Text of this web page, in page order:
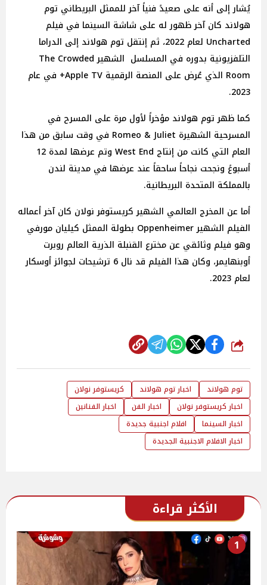
يُشار إلى أنه على صعيدً فنياً آخر للممثل البريطاني توم
هولاند كان آخر ظهور له على شاشة السينما في فيلم
Uncharted لعام 2022، ثم إنتقل توم هولاند إلى الدراما
التلفزيونية بدوره في المسلسل الشهير The Crowded
Room الذي عُرض على المنصة الرقمية Apple TV+ في عام
2023.
كما ظهر توم هولاند مؤخراً لأول مرة على المسرح في
المسرحية الشهيرة Romeo & Juliet في وقت سابق من هذا
العام التي كانت من إنتاج West End وتم عرضها لمدة 12
أسبوعً ونجحت نجاحاً ساحقاً عند عرضها في مدينة لندن
بالمملكة المتحدة البريطانية.
أما عن المخرج العالمي الشهير كريستوفر نولان كان آخر أعماله
الفيلم الشهير
Oppenheimer بطولة الممثل كيليان مورفي
وهو فيلم وثائقي عن مخترع القنبلة الذرية العالم روبرت
أوبنهايمر، وكان هذا الفيلم قد نال 6 ترشيحات لجوائز أوسكار
لعام 2023.
شارك
توم هولاند اخبار توم هولاند
كريستوفر نولان
اخبار كريستوفر نولان
اخبار الفن
اخبار الفنانين
اخبار السينما
افلام اجنبية جديدة
اخبار الافلام الاجنبية الجديدة
الأكثر قراءة
1